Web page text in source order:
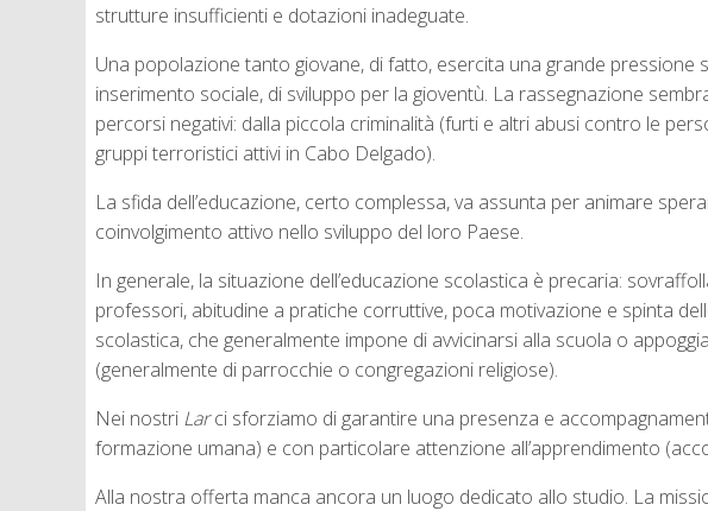
strutture insufficienti e dotazioni inadeguate.
Una popolazione tanto giovane, di fatto, esercita una grande
inserimento sociale, di sviluppo per la gioventù. La rassegnazione
percorsi negativi: dalla piccola criminalità (furti e altri abusi contro le
gruppi terroristici attivi in Cabo Delgado).
La sfida dell’educazione, certo complessa, va assunta per animare
coinvolgimento attivo nello sviluppo del loro Paese.
In generale, la situazione dell’educazione scolastica è precaria:
professori, abitudine a pratiche corruttive, poca motivazione e spinta
scolastica, che generalmente impone di avvicinarsi alla scuola o
(generalmente di parrocchie o congregazioni religiose).
Nei nostri Larci sforziamo di garantire una presenza e
formazione umana) e con particolare attenzione all’apprendimento
Alla nostra offerta manca ancora un luogo dedicato allo studio. La